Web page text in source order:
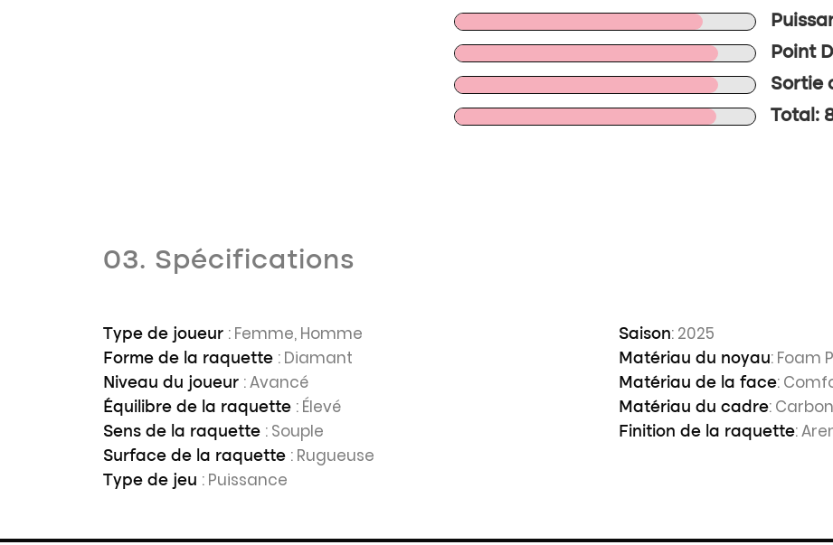
Point
Sortie
Total:
03. Spécifications
Type de joueur : Femme, Homme
Forme de la raquette : Diamant
Niveau du joueur : Avancé
Équilibre de la raquette : Élevé
Sens de la raquette : Souple
Surface de la raquette : Rugueuse
Type de jeu : Puissance
Saison: 2025
Matériau du noyau: Foam
Matériau de la face:
Matériau du cadre:
Finition de la raquette: